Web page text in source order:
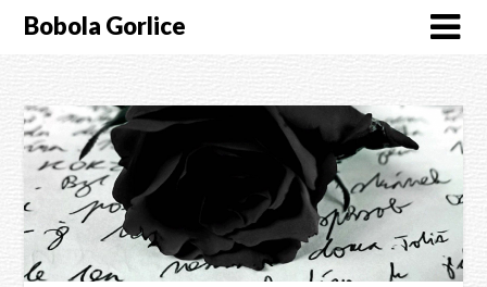
SkipBobola Gorlice